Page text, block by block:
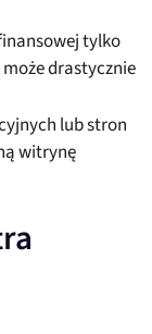
tylko
drastycznie
lub stron
witrynę